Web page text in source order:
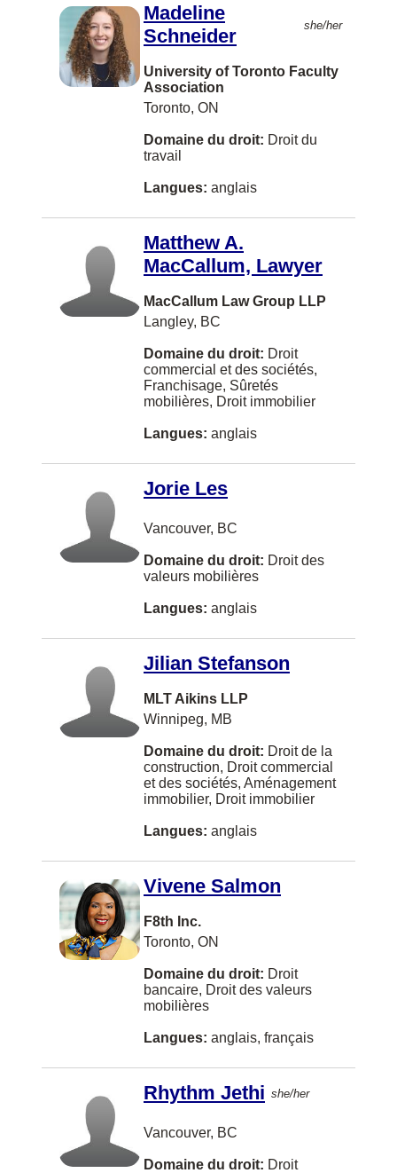
Hamilton
Brampton
Montreal
Saint John
Dartmouth
Charlottetown
Barrie
North York
Vernon
Coquitlam
Kingston
Kitchener
Thunder Bay
Brantford
Chilliwack
Duncan
Québec
Penticton
Port Coquitlam
TORONTO
Waterloo
Prince George
St Catharines
Delta
Gujerati
Serbe
Croate
Serbo-croate
Bengali
Turc
Taiwanese
Danois
Vietnamien
Hollandais
Arménien
Albanais
Malai
Norvégien
Cinghalais
Fukienese
Lituanien
Slovaque
Cebuano (philippines)
Cree
Finlandais
Hokkien
Islandais
Kiswahali
Droit de la technologie de l'information
Droit des anciens combattants
Droit des assurances
Droit des autochtones
Droit des aînés
Droit des transports
Droit du divertissement
Droit du travail
Droit en matière de préjudice à la personne
Droit fiscal
Droit immobilier
Droit municipal
Droit relatif au respect de la vie privée
Droits de la personne
Déontologie
Faillite et insolvabilité
Faute Professionnelle
Fiscalité américaine
Franchisage
Gestion de la pratique du droit
Immeubles en copropriété
Immigration américaine
Indemnisation des accidents de travail
Litige américain
Litige civil
Médiation
Organismes de bienfaisance
Pensions et avantages
Recherche
Recours collectifs
Règlementation de l'aménagement du
territoire
Madeline
Schneider
she/her
University of Toronto Faculty
Association
Toronto, ON
Domaine du droit: Droit du
travail
Langues: anglais
Matthew A.
MacCallum, Lawyer
MacCallum Law Group LLP
Langley, BC
Domaine du droit: Droit
commercial et des sociétés,
Franchisage, Sûretés
mobilières, Droit immobilier
Langues: anglais
Jorie Les
Vancouver, BC
Domaine du droit: Droit des
valeurs mobilières
Langues: anglais
Jilian Stefanson
MLT Aikins LLP
Winnipeg, MB
Domaine du droit: Droit de la
construction, Droit commercial
et des sociétés, Aménagement
immobilier, Droit immobilier
Langues: anglais
Vivene Salmon
F8th Inc.
Toronto, ON
Domaine du droit: Droit
bancaire, Droit des valeurs
mobilières
Langues: anglais, français
Rhythm Jethi she/her
Vancouver, BC
Domaine du droit: Droit